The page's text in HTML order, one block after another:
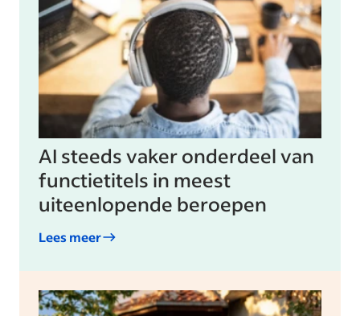
AI steeds vaker onderdeel van
functietitels in meest
uiteenlopende beroepen
Lees meer